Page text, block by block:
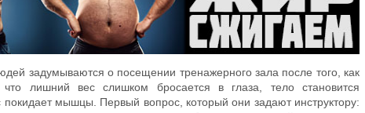
задумываются о посещении тренажерного зала после того, как
что лишний вес слишком бросается в глаза, тело становится
покидает мышцы. Первый вопрос, который они задают инструктору: